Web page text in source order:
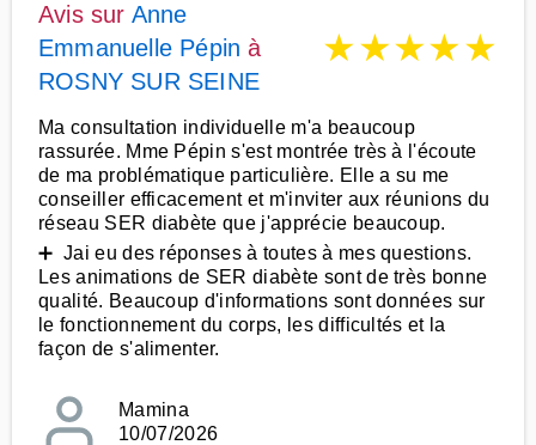
Avis sur Anne
Emmanuelle Pépin à
ROSNY SUR SEINE
★★★★★
Ma consultation individuelle m'a beaucoup
rassurée. Mme Pépin s'est montrée très à l'écoute
de ma problématique particulière. Elle a su me
conseiller efficacement et m'inviter aux réunions du
réseau SER diabète que j'apprécie beaucoup.
➕ Jai eu des réponses à toutes à mes questions.
Les animations de SER diabète sont de très bonne
qualité. Beaucoup d'informations sont données sur
le fonctionnement du corps, les difficultés et la
façon de s'alimenter.
Mamina
10/07/2026